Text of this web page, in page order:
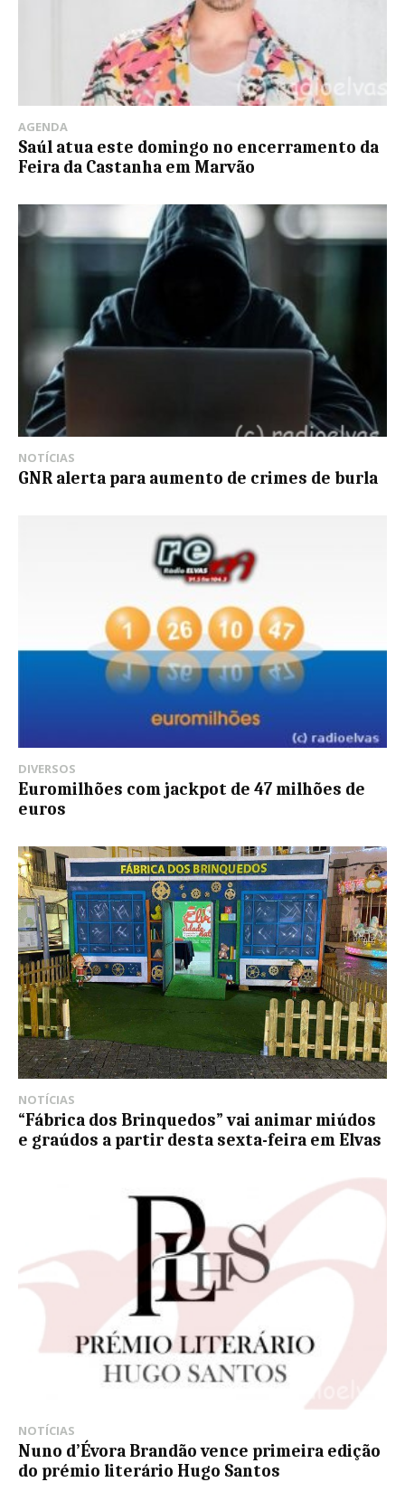
AGENDA
Saúl atua este domingo no encerramento da
Feira da Castanha em Marvão
NOTÍCIAS
GNR alerta para aumento de crimes de burla
DIVERSOS
Euromilhões com jackpot de 47 milhões de
euros
NOTÍCIAS
“Fábrica dos Brinquedos” vai animar miúdos
e graúdos a partir desta sexta-feira em Elvas
NOTÍCIAS
Nuno d’Évora Brandão vence primeira edição
do prémio literário Hugo Santos